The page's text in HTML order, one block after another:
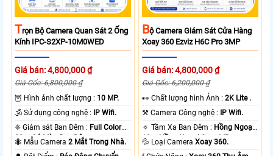
TRọn Bộ Camera Quan Sát 2 Ống
Kính IPC-S2XP-10M0WED
Giá bán: 4,800,000 ₫
Giá Gốc: 6,800,000 ₫
🦉 Hình ảnh chất lượng : 10 MP.
🕉️ Sử dụng công nghệ :
IP Wifi.
❈ Giám sát Ban Đêm : Full Color
20m Có Màu Ban Ðêm.
🐜 Mẫu Camera2 Mắt Trong Nhà.
BỘ Camera Giám Sát Cửa Hàng
Xoay 360 Ezviz H6C Pro 3MP
Giá bán: 4,800,000 ₫
Giá Gốc: 6,200,000 ₫
️👀 Chất lượng hình Ảnh :2K Lite .
⚒ Camera Công nghệ :
IP Wifi.
🔅 Tầm Xa Ban Đêm : Hồng Ngoại
10m Hồng Ngoại Smart IR.
💦 Loại CameraXoay 360.